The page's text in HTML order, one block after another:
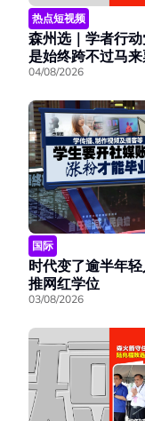
热点短视频
森州选｜学者行
是始终跨不过马
04/08/2026
国际
时代变了逾半年
推网红学位
03/08/2026